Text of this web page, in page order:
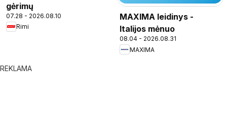
gėrimų
07.28 - 2026.08.10
Rimi
MAXIMA leidinys -
Italijos mėnuo
08.04 - 2026.08.31
MAXIMA
REKLAMA